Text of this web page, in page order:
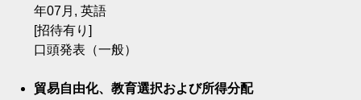
年07月, 英語
[招待有り]
口頭発表（一般）
貿易自由化、教育選択および所得分配